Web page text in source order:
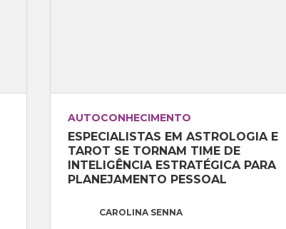
AUTOCONHECIMENTO
ESPECIALISTAS EM ASTROLOGIA E
TAROT SE TORNAM TIME DE
INTELIGÊNCIA ESTRATÉGICA PARA
PLANEJAMENTO PESSOAL
CAROLINA SENNA